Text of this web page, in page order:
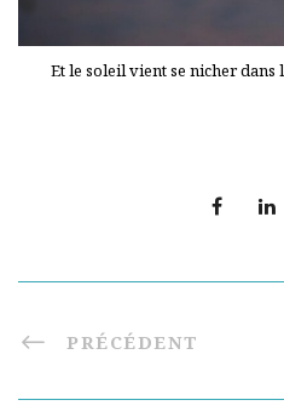
Et le soleil vient se nicher
PRÉCÉDENT